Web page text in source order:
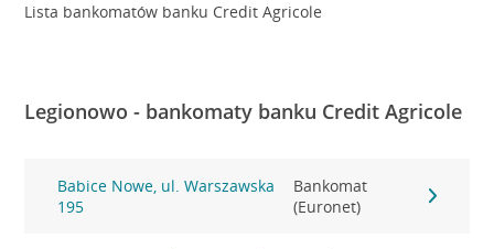
Lista bankomatów banku Credit Agricole
Legionowo - bankomaty banku Credit Agricole
Babice Nowe, ul. Warszawska
195
Bankomat
(Euronet)